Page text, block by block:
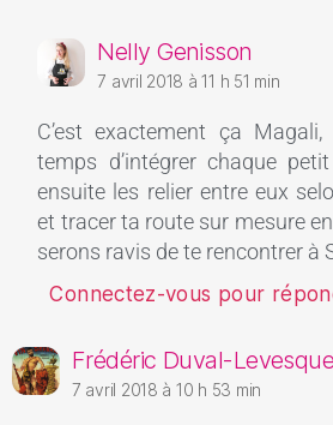
Nelly Genisson
7 avril 2018 à 11 h 51 min
C’est exactement ça
temps d’intégrer chaque
ensuite les relier entre eux
et tracer ta route sur mesure
serons ravis de te rencontrer à
Connectez-vous pour
Frédéric Duval-Levesque
7 avril 2018 à 10 h 53 min